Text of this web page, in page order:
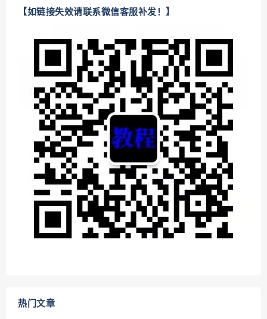
【如链接失效请联系微信客服补发！】
热门文章